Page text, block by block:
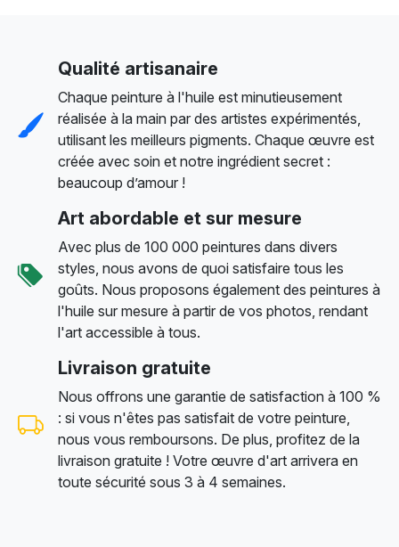
Qualité artisanaire
Chaque peinture à l'huile est minutieusement
réalisée à la main par des artistes expérimentés,
utilisant les meilleurs pigments. Chaque œuvre est
créée avec soin et notre ingrédient secret :
beaucoup d’amour !
Art abordable et sur mesure
Avec plus de 100 000 peintures dans divers
styles, nous avons de quoi satisfaire tous les
goûts. Nous proposons également des peintures à
l'huile sur mesure à partir de vos photos, rendant
l'art accessible à tous.
Livraison gratuite
Nous offrons une garantie de satisfaction à 100 %
: si vous n'êtes pas satisfait de votre peinture,
nous vous remboursons. De plus, profitez de la
livraison gratuite ! Votre œuvre d'art arrivera en
toute sécurité sous 3 à 4 semaines.